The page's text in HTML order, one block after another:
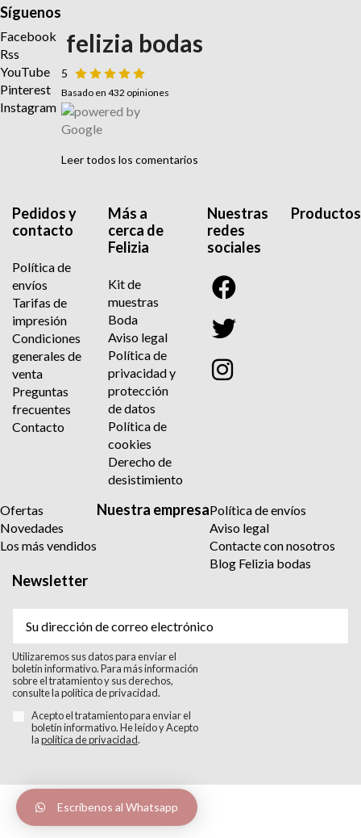
Síguenos
Facebook
Rss
YouTube
Pinterest
Instagram
felizia bodas
5
Basado en 432 opiniones
Leer todos los comentarios
Pedidos y
contacto
Política de
envíos
Tarifas de
impresión
Condiciones
generales de
venta
Preguntas
frecuentes
Contacto
Más a
cerca de
Felizia
Kit de
muestras
Boda
Aviso legal
Política de
privacidad y
protección
de datos
Política de
cookies
Derecho de
desistimiento
Nuestras
redes
sociales
Productos
Ofertas
Novedades
Los más vendidos
Nuestra empresaPolítica de envíos
Aviso legal
Contacte con nosotros
Blog Felizia bodas
Newsletter
Utilizaremos sus datos para enviar el
boletín informativo. Para más información
sobre el tratamiento y sus derechos,
consulte la política de privacidad.
Acepto el tratamiento para enviar el
boletín informativo. He leído y Acepto
lapolítica de privacidad.
Escríbenos al Whatsapp